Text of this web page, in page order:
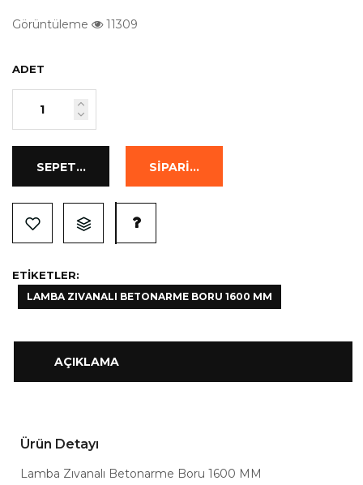
Görüntüleme 11309
ADET
ETIKETLER:
LAMBA ZIVANALI BETONARME BORU 1600 MM
AÇIKLAMA
Ürün Detayı
Lamba Zıvanalı Betonarme Boru 1600 MM